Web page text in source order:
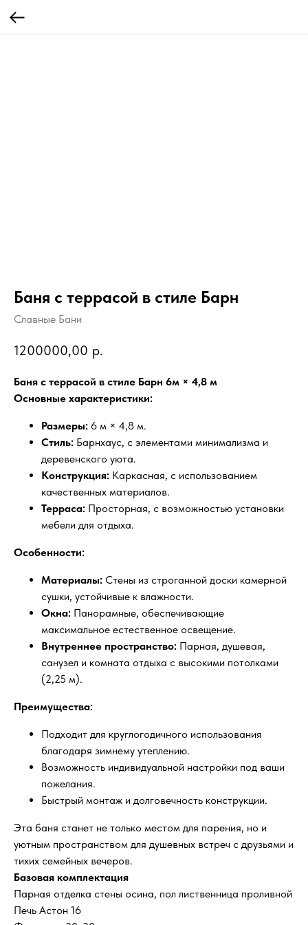
Баня с террасой в стиле Барн
Славные Бани
1200000,00 р.
Баня с террасой в стиле Барн 6м × 4,8 м
Основные характеристики:
Размеры: 6 м × 4,8 м.
Стиль: Барнхаус, с элементами минимализма и
деревенского уюта.
Конструкция: Каркасная, с использованием
качественных материалов.
Терраса: Просторная, с возможностью установки
мебели для отдыха.
Особенности:
Материалы: Стены из строганной доски камерной
сушки, устойчивые к влажности.
Окна: Панорамные, обеспечивающие
максимальное естественное освещение.
Внутреннее пространство: Парная, душевая,
санузел и комната отдыха с высокими потолками
(2,25 м).
Преимущества:
Подходит для круглогодичного использования
благодаря зимнему утеплению.
Возможность индивидуальной настройки под ваши
пожелания.
Быстрый монтаж и долговечность конструкции.
Эта баня станет не только местом для парения, но и
уютным пространством для душевных встреч с друзьями и
тихих семейных вечеров.
Базовая комплектация
Парная отделка стены осина, пол лиственница проливной
Печь Астон 16